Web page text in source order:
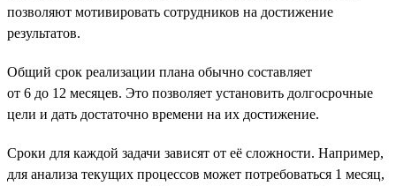
позволяют мотивировать сотрудников на достижение
результатов.
Общий срок реализации плана обычно составляет
от 6 до 12 месяцев. Это позволяет установить долгосрочные
цели и дать достаточно времени на их достижение.
Сроки для каждой задачи зависят от её сложности. Например,
для анализа текущих процессов может потребоваться 1 месяц,